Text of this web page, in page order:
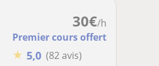
30€/h
Premier cours offert
★ 5,0 (82 avis)